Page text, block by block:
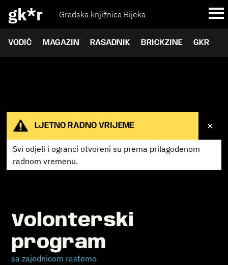
gk*r Gradska knjižnica Rijeka
VODIČ MAGAZIN RASADNIK BRICKZINE GKR
LJETNO RADNO VRIJEME
Svi odjeli i ogranci otvoreni su prema prilagođenom
radnom vremenu.
✕
Volonterski
program
sa zajednicom rastemo